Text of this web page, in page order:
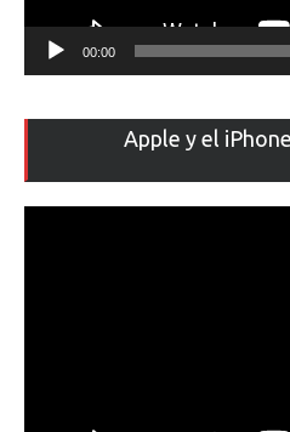
00:00
Apple y el